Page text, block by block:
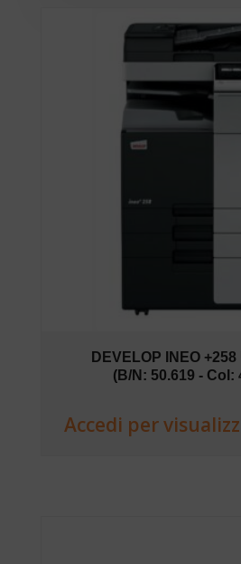
DEVELOP INEO +258
(B/N: 50.619 - Col:
Accedi per